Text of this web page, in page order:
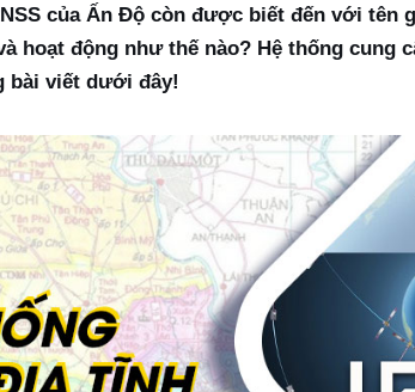
của Ấn Độ còn được biết đến với tên
hoạt động như thế nào? Hệ thống cung
bài viết dưới đây!